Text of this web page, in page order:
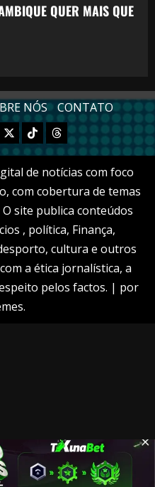
QUER MAIS QUE
NÓS CONTATO
X TikTokThreads
de notícias com foco
com cobertura de temas
site publica conteúdos
, política, Finança,
cultura e outros
a ética jornalística, a
pelos factos. | por